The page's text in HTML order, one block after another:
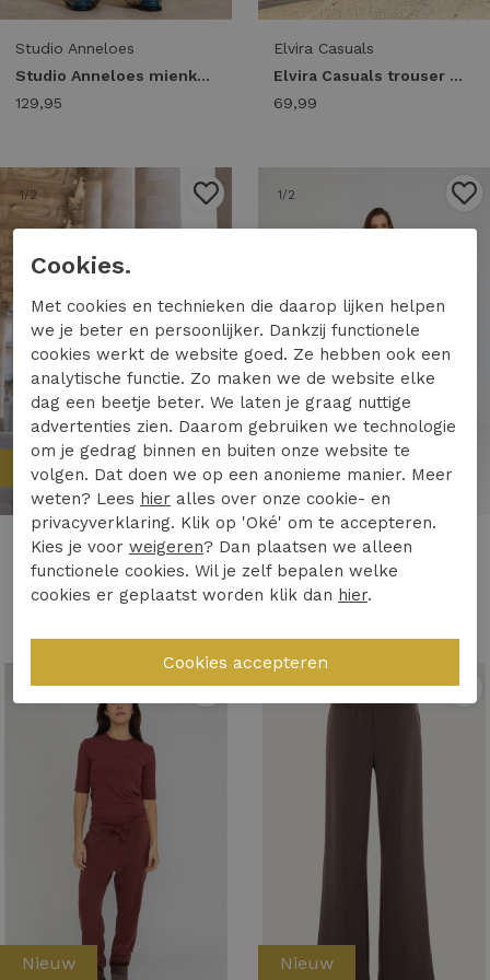
Studio Anneloes
Studio Anneloes mienke snake trousers 14055 Broek 8487 camel/espresso
129,95
Elvira Casuals
Elvira Casuals trouser madison e4 26-004 Broek dark coffee
69,99
1/2
Nieuw
Elvira Casuals
Elvira Casuals trouser zola e4 26-024 Broek merlot
69,99
1/2
Nieuw
Moscow
159,95
/2
Nieuw
1/2
Nieuw
Cookies.
Met cookies en technieken die daarop lijken helpen
we je beter en persoonlijker. Dankzij functionele
cookies werkt de website goed. Ze hebben ook een
analytische functie. Zo maken we de website elke
dag een beetje beter. We laten je graag nuttige
advertenties zien. Daarom gebruiken we technologie
om je gedrag binnen en buiten onze website te
volgen. Dat doen we op een anonieme manier. Meer
weten? Lees hier alles over onze cookie- en
privacyverklaring. Klik op 'Oké' om te accepteren.
Kies je voor weigeren? Dan plaatsen we alleen
functionele cookies. Wil je zelf bepalen welke
cookies er geplaatst worden klik dan hier.